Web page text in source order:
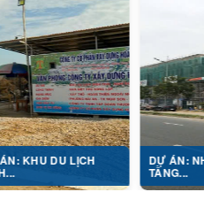
LỊCH DỰ ÁN: NHÀ Ở THẤP